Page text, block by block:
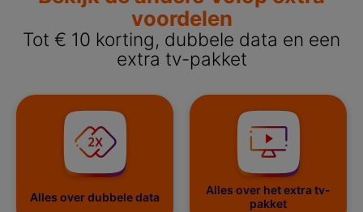
voordelen
Tot € 10 korting, dubbele data en een
extra tv-pakket
Alles over dubbele data
Alles over het extra tv-
pakket